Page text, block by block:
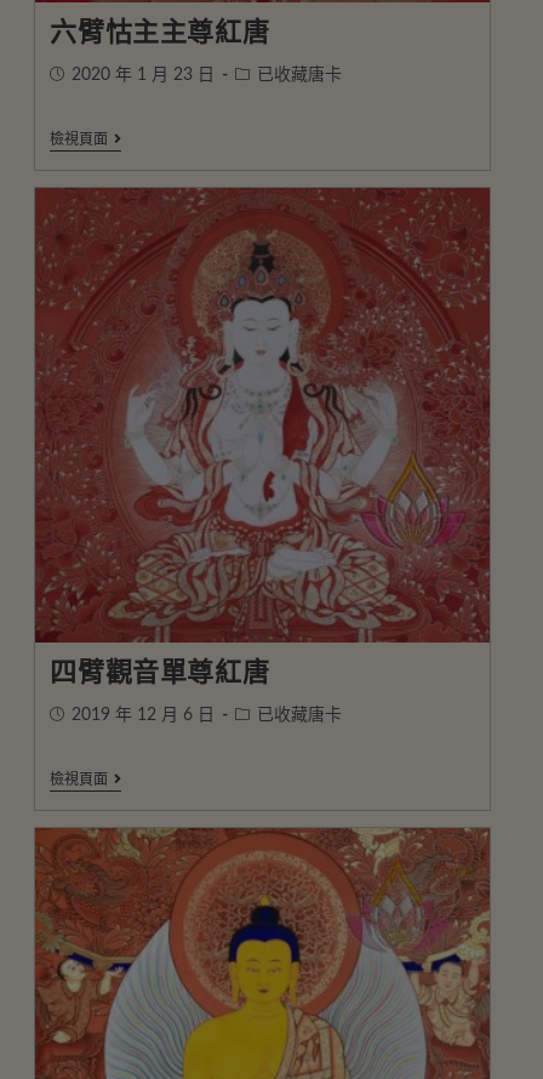
六臂怙主主尊紅唐
2020 年 1 月 23 日 已收藏唐卡
檢視頁面
四臂觀音單尊紅唐
2019 年 12 月 6 日 已收藏唐卡
檢視頁面